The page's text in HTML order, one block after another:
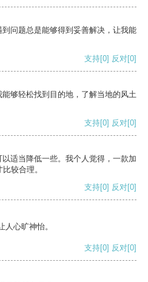
问题总是能够得到妥善解决，让我能
支持[0] 反对[0]
够轻松找到目的地，了解当地的风土
支持[0] 反对[0]
适当降低一些。我个人觉得，一款加
较合理。
支持[0] 反对[0]
心旷神怡。
支持[0] 反对[0]